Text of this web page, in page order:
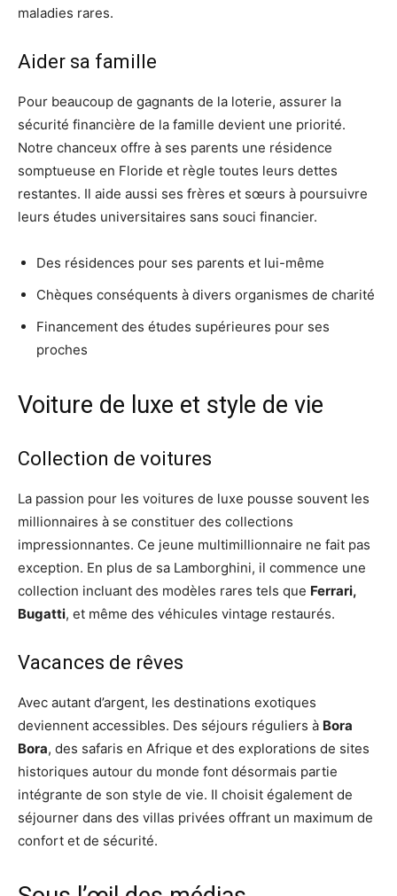
maladies rares.
Aider sa famille
Pour beaucoup de gagnants de la loterie, assurer la
sécurité financière de la famille devient une priorité.
Notre chanceux offre à ses parents une résidence
somptueuse en Floride et règle toutes leurs dettes
restantes. Il aide aussi ses frères et sœurs à poursuivre
leurs études universitaires sans souci financier.
Des résidences pour ses parents et lui-même
Chèques conséquents à divers organismes de charité
Financement des études supérieures pour ses
proches
Voiture de luxe et style de vie
Collection de voitures
La passion pour les voitures de luxe pousse souvent les
millionnaires à se constituer des collections
impressionnantes. Ce jeune multimillionnaire ne fait pas
exception. En plus de sa Lamborghini, il commence une
collection incluant des modèles rares tels que Ferrari,
Bugatti, et même des véhicules vintage restaurés.
Vacances de rêves
Avec autant d’argent, les destinations exotiques
deviennent accessibles. Des séjours réguliers à Bora
Bora, des safaris en Afrique et des explorations de sites
historiques autour du monde font désormais partie
intégrante de son style de vie. Il choisit également de
séjourner dans des villas privées offrant un maximum de
confort et de sécurité.